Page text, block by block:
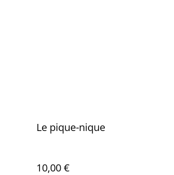
Le pique-nique
10,00 €